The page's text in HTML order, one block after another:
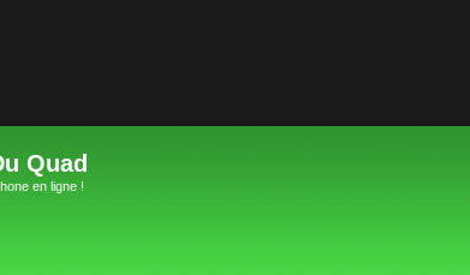
Quad
en ligne !